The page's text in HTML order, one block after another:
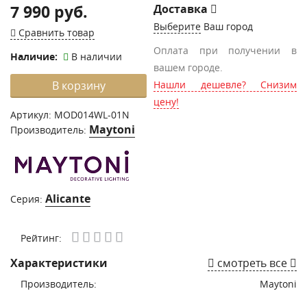
7 990 руб.
Сравнить товар
Наличие:
В наличии
В корзину
Артикул: MOD014WL-01N
Производитель: Maytoni
Серия: Alicante
Доставка
Выберите Ваш город
Оплата при получении в
вашем городе.
Нашли дешевле? Снизим
цену!
Рейтинг:
Характеристики смотреть все
Производитель:
Maytoni